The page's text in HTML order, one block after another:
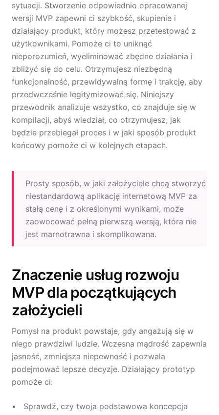
sytuacji. Stworzenie odpowiednio opracowanej
wersji MVP zapewni ci szybkość, skupienie i
działający produkt, który możesz przetestować z
użytkownikami. Pomoże ci to uniknąć
nieporozumień, wyeliminować zbędne działania i
zbliżyć się do celu. Otrzymujesz niezbędną
funkcjonalność, przewidywalną formę i trakcję, aby
przedwcześnie legitymizować się. Niniejszy
przewodnik analizuje wszystko, co znajduje się w
kompilacji, abyś wiedział, co otrzymujesz, jak
będzie przebiegał proces i w jaki sposób produkt
końcowy pomoże ci w kolejnych etapach.
Prosty sposób, w jaki założyciele chcą stworzyć
niestandardową aplikację internetową MVP za
stałą cenę i z określonymi wynikami, może
zaowocować pełną pierwszą wersją, która nie
jest marnotrawna i skomplikowana.
Znaczenie usług rozwoju
MVP dla początkujących
założycieli
Pomysł na produkt powstaje, gdy angażują się w
niego prawdziwi ludzie. Wczesna mądrość zapewnia
jasność, zmniejsza niepewność i pozwala
podejmować lepsze decyzje. Działający prototyp
pomoże ci:
Sprawdź, czy twoja podstawowa koncepcja